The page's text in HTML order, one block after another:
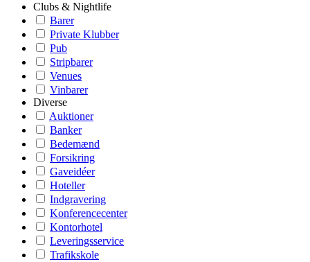
Clubs & Nightlife
Barer
Private Klubber
Pub
Stripbarer
Venues
Vinbarer
Diverse
Auktioner
Banker
Bedemænd
Forsikring
Gaveidéer
Hoteller
Indgravering
Konferencecenter
Kontorhotel
Leveringsservice
Trafikskole